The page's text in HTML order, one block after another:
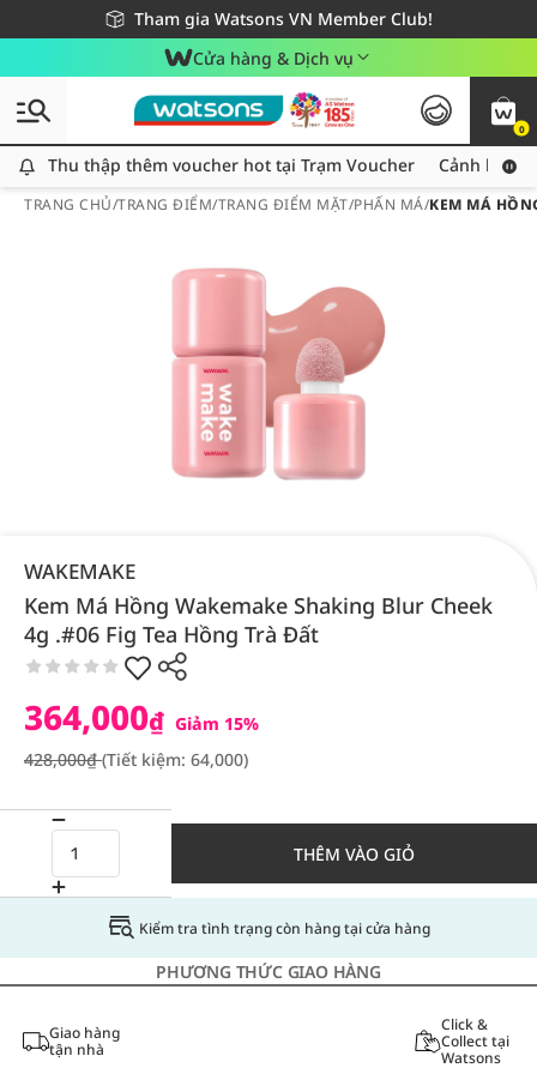
Tham gia Watsons VN Member Club!
Miễn phí giao hàng cho đơn hàng từ 249,000Đ
Giao hàng nhanh 24h - Áp dụng khu vực TP. Hồ Chí Minh
Cửa hàng & Dịch vụ
0
Thu thập thêm voucher hot tại Trạm Voucher
Thu thập thêm voucher hot tại Trạm Voucher Cảnh báo
TRANG CHỦ/TRANG ĐIỂM/TRANG ĐIỂM MẶT/PHẤN MÁ/KEM MÁ
WAKEMAKE
Kem Má Hồng Wakemake Shaking Blur Cheek
4g .#06 Fig Tea Hồng Trà Đất
364,000₫ Giảm 15%
428,000₫(Tiết kiệm: 64,000)
THÊM VÀO GIỎ
Kiểm tra tình trạng còn hàng tại cửa hàng
PHƯƠNG THỨC GIAO HÀNG
Giao hàng
tận nhà
Click &
Collect tại
Watsons